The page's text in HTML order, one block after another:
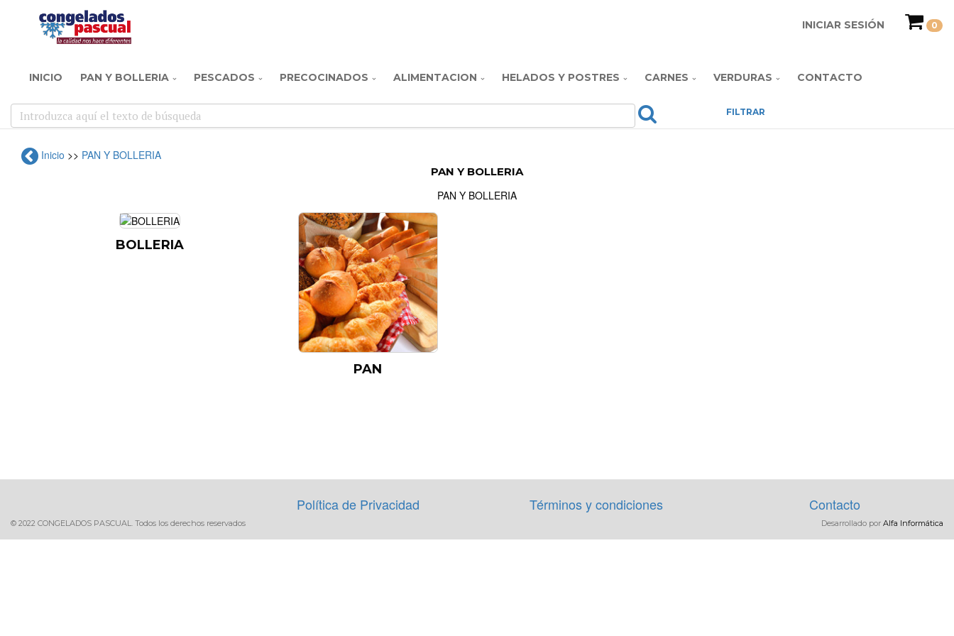
INICIAR SESIÓN 0
INICIO PAN Y BOLLERIA PESCADOS PRECOCINADOS ALIMENTACION HELADOS Y POSTRES CARNES VERDURAS CONTACTO
FILTRAR
Inicio >> PAN Y BOLLERIA
PAN Y BOLLERIA
PAN Y BOLLERIA
BOLLERIA
PAN
Política de Privacidad Términos y condiciones Contacto
© 2022 CONGELADOS PASCUAL. Todos los derechos reservados Desarrollado por Alfa Informática